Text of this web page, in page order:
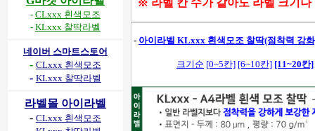
- CLxxx 흰색모조
- KLxxx 찰딱라벨
네이버 스마트스토어
- CLxxx 흰색모조
- KLxxx 찰딱라벨
라벨몰 아이라벨
- CLxxx 흰색모조
※ 라벨 칸 수가 같아도 라벨 크기나
- 아이라벨 KLxxx 흰색모조 찰딱(점착력 강
크기순 [0~5칸] [6~10칸] [11~20칸]